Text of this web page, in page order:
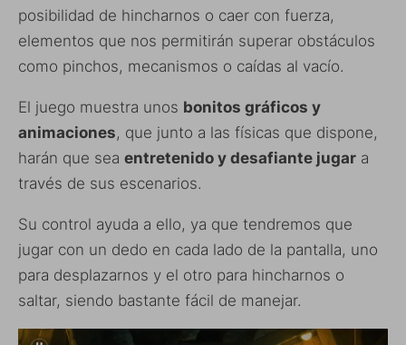
posibilidad de hincharnos o caer con fuerza,
elementos que nos permitirán superar obstáculos
como pinchos, mecanismos o caídas al vacío.
El juego muestra unos bonitos gráficos y
animaciones, que junto a las físicas que dispone,
harán que sea entretenido y desafiante jugar a
través de sus escenarios.
Su control ayuda a ello, ya que tendremos que
jugar con un dedo en cada lado de la pantalla, uno
para desplazarnos y el otro para hincharnos o
saltar, siendo bastante fácil de manejar.